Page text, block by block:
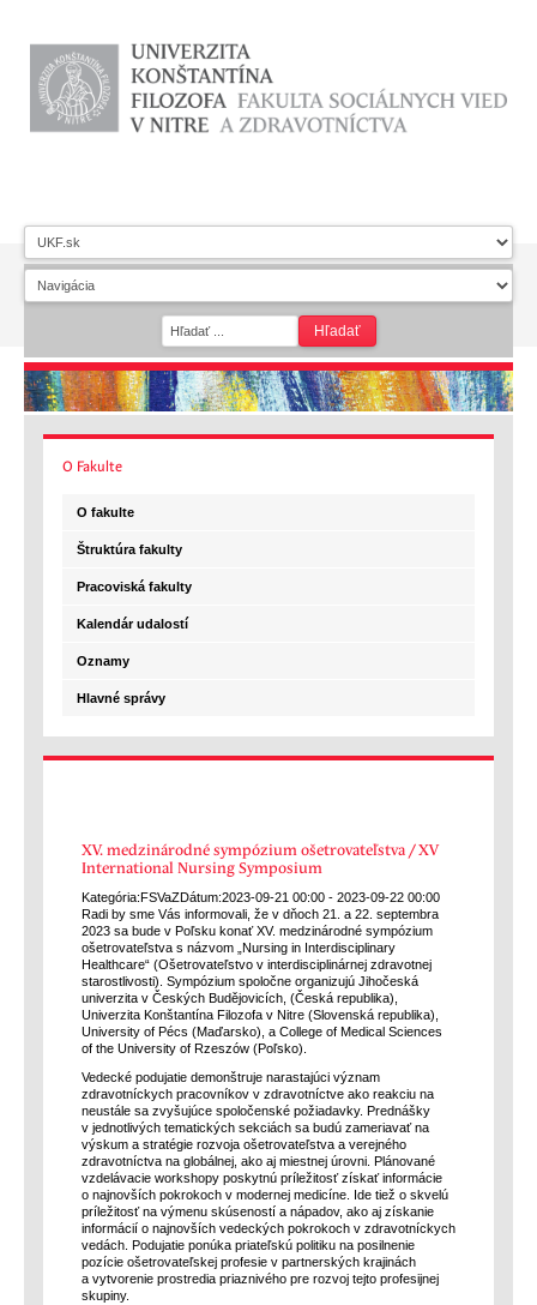
O Fakulte
O fakulte
Štruktúra fakulty
Pracoviská fakulty
Kalendár udalostí
Oznamy
Hlavné správy
XV. medzinárodné sympózium ošetrovateľstva / XV
International Nursing Symposium
Kategória: FSVaZDátum:2023-09-21 00:00 - 2023-09-22 00:00
Radi by sme Vás informovali, že v dňoch 21. a 22. septembra
2023 sa bude v Poľsku konať XV. medzinárodné sympózium
ošetrovateľstva s názvom „Nursing in Interdisciplinary
Healthcare“ (Ošetrovateľstvo v interdisciplinárnej zdravotnej
starostlivosti). Sympózium spoločne organizujú Jihočeská
univerzita v Českých Budějovicích, (Česká republika),
Univerzita Konštantína Filozofa v Nitre (Slovenská republika),
University of Pécs (Maďarsko), a College of Medical Sciences
of the University of Rzeszów (Poľsko).
Vedecké podujatie demonštruje narastajúci význam
zdravotníckych pracovníkov v zdravotníctve ako reakciu na
neustále sa zvyšujúce spoločenské požiadavky. Prednášky
v jednotlivých tematických sekciách sa budú zameriavať na
výskum a stratégie rozvoja ošetrovateľstva a verejného
zdravotníctva na globálnej, ako aj miestnej úrovni. Plánované
vzdelávacie workshopy poskytnú príležitosť získať informácie
o najnovších pokrokoch v modernej medicíne. Ide tiež o skvelú
príležitosť na výmenu skúseností a nápadov, ako aj získanie
informácií o najnovších vedeckých pokrokoch v zdravotníckych
vedách. Podujatie ponúka priateľskú politiku na posilnenie
pozície ošetrovateľskej profesie v partnerských krajinách
a vytvorenie prostredia priaznivého pre rozvoj tejto profesijnej
skupiny.